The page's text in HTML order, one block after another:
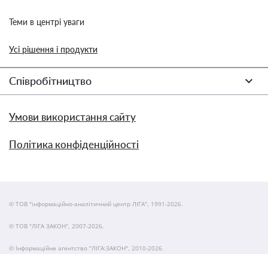
Теми в центрі уваги
Усі рішення і продукти
Співробітництво
Умови використання сайту
Політика конфіденційності
© ТОВ "інформаційно-аналітичний центр ЛІГА", 1991-2026.
© ТОВ "ЛІГА ЗАКОН", 2007-2026.
© Інформаційне агентство "ЛІГА:ЗАКОН", 2010-2026.